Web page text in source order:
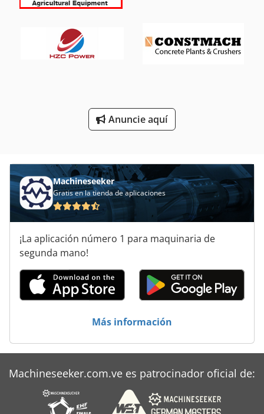
Piezas De Recambio
Piezas De Repuesto
Proveedor De Panadería
Stock De Los Componentes
Anuncie aquí
Machineseeker
Gratis en la tienda de aplicaciones
¡La aplicación número 1 para maquinaria de
segunda mano!
Más información
Machineseeker.com.ve es patrocinador oficial de: